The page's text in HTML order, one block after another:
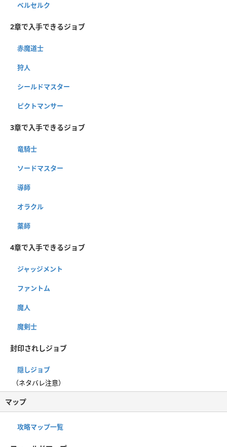
ベルセルク
2章で入手できるジョブ
赤魔道士
狩人
シールドマスター
ピクトマンサー
3章で入手できるジョブ
竜騎士
ソードマスター
導師
オラクル
薬師
4章で入手できるジョブ
ジャッジメント
ファントム
魔人
魔剣士
封印されしジョブ
隠しジョブ
（ネタバレ注意）
マップ
攻略マップ一覧